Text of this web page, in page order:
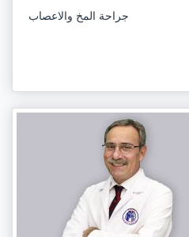
جراحة المخ والاعصاب